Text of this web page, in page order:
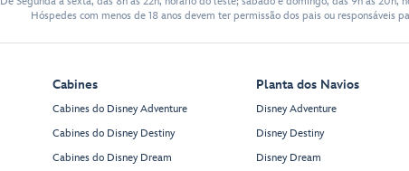
Hóspedes com menos de 18 anos devem ter permissão dos pais ou responsáveis
Cabines
Cabines do Disney Adventure
Cabines do Disney Destiny
Cabines do Disney Dream
Planta dos Navios
Disney Adventure
Disney Destiny
Disney Dream